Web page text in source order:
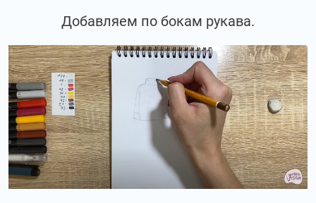
Добавляем по бокам рукава.